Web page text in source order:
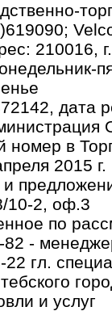
210016,
дата
номер в
2015 г.
10-2, оф.3
по
82 -
гл.
и услуг